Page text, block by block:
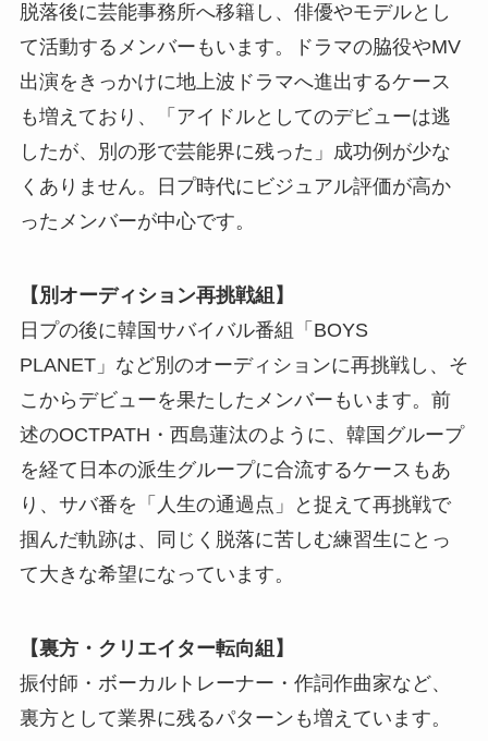
脱落後に芸能事務所へ移籍し、俳優やモデルとし
て活動するメンバーもいます。ドラマの脇役やMV
出演をきっかけに地上波ドラマへ進出するケース
も増えており、「アイドルとしてのデビューは逃
したが、別の形で芸能界に残った」成功例が少な
くありません。日プ時代にビジュアル評価が高か
ったメンバーが中心です。
【別オーディション再挑戦組】
日プの後に韓国サバイバル番組「BOYS
PLANET」など別のオーディションに再挑戦し、そ
こからデビューを果たしたメンバーもいます。前
述のOCTPATH・西島蓮汰のように、韓国グループ
を経て日本の派生グループに合流するケースもあ
り、サバ番を「人生の通過点」と捉えて再挑戦で
掴んだ軌跡は、同じく脱落に苦しむ練習生にとっ
て大きな希望になっています。
【裏方・クリエイター転向組】
振付師・ボーカルトレーナー・作詞作曲家など、
裏方として業界に残るパターンも増えています。